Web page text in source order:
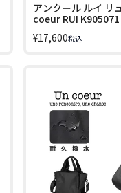
アンクール ルイ リ
coeur RUI K905071
¥17,600税込